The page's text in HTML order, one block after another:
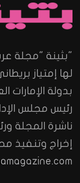
"بثينة "مجلة
لها إمتياز
بدولة الإمارات
رئيس مجلس
ناشرة المجلة
إخراج وتنفيذ